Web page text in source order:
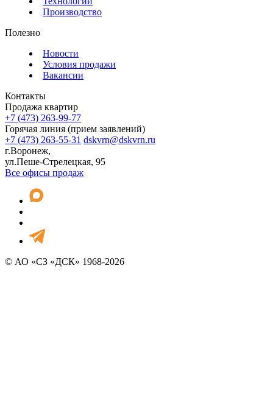
Производство
Полезно
Новости
Условия продажи
Вакансии
Контакты
Продажа квартир
+7 (473) 263-99-77
Горячая линия (прием заявлений)
+7 (473) 263-55-31 dskvrn@dskvrn.ru
г.Воронеж,
ул.Пеше-Стрелецкая, 95
Все офисы продаж
© АО «СЗ «ДСК» 1968-2026